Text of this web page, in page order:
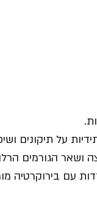
על תיקונים
ושאר הגורמים
עם בירוקרטיה